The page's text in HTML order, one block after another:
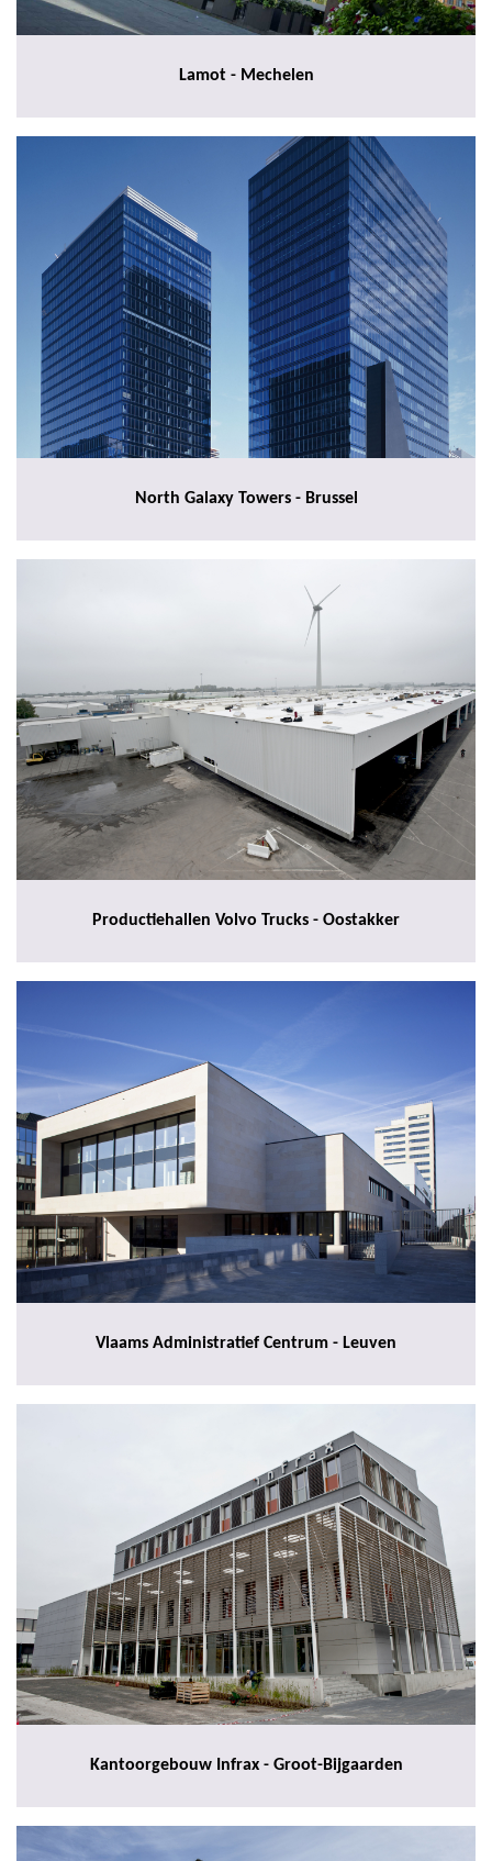
Lamot - Mechelen
North Galaxy Towers - Brussel
Productiehallen Volvo Trucks - Oostakker
Vlaams Administratief Centrum - Leuven
Kantoorgebouw Infrax - Groot-Bijgaarden